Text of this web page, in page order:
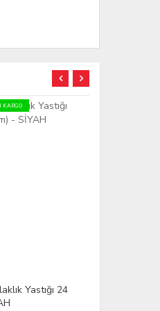
Yastığı 10